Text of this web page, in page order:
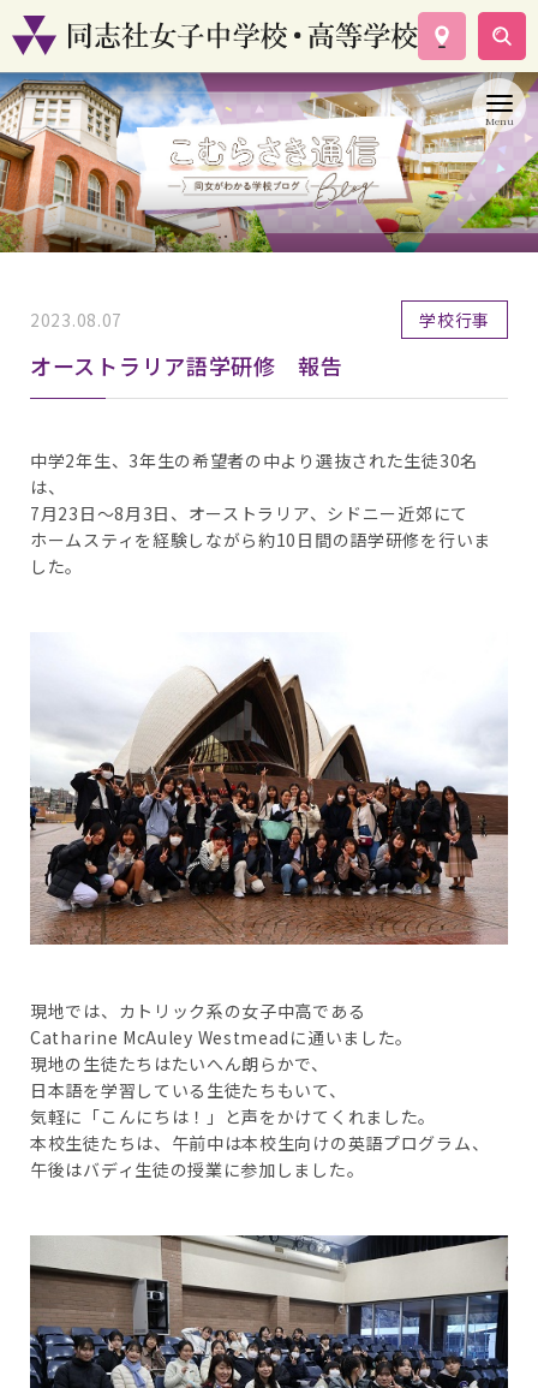
学校案内
コース紹介
学校生活
入試情報
資料請求
2023.08.07 学校行事
オーストラリア語学研修 報告
中学2年生、3年生の希望者の中より選抜された生徒30名
は、
7月23日〜8月3日、オーストラリア、シドニー近郊にて
ホームスティを経験しながら約10日間の語学研修を行いま
した。
現地では、カトリック系の女子中高である
Catharine McAuley Westmeadに通いました。
現地の生徒たちはたいへん朗らかで、
日本語を学習している生徒たちもいて、
気軽に「こんにちは！」と声をかけてくれました。
本校生徒たちは、午前中は本校生向けの英語プログラム、
午後はバディ生徒の授業に参加しました。